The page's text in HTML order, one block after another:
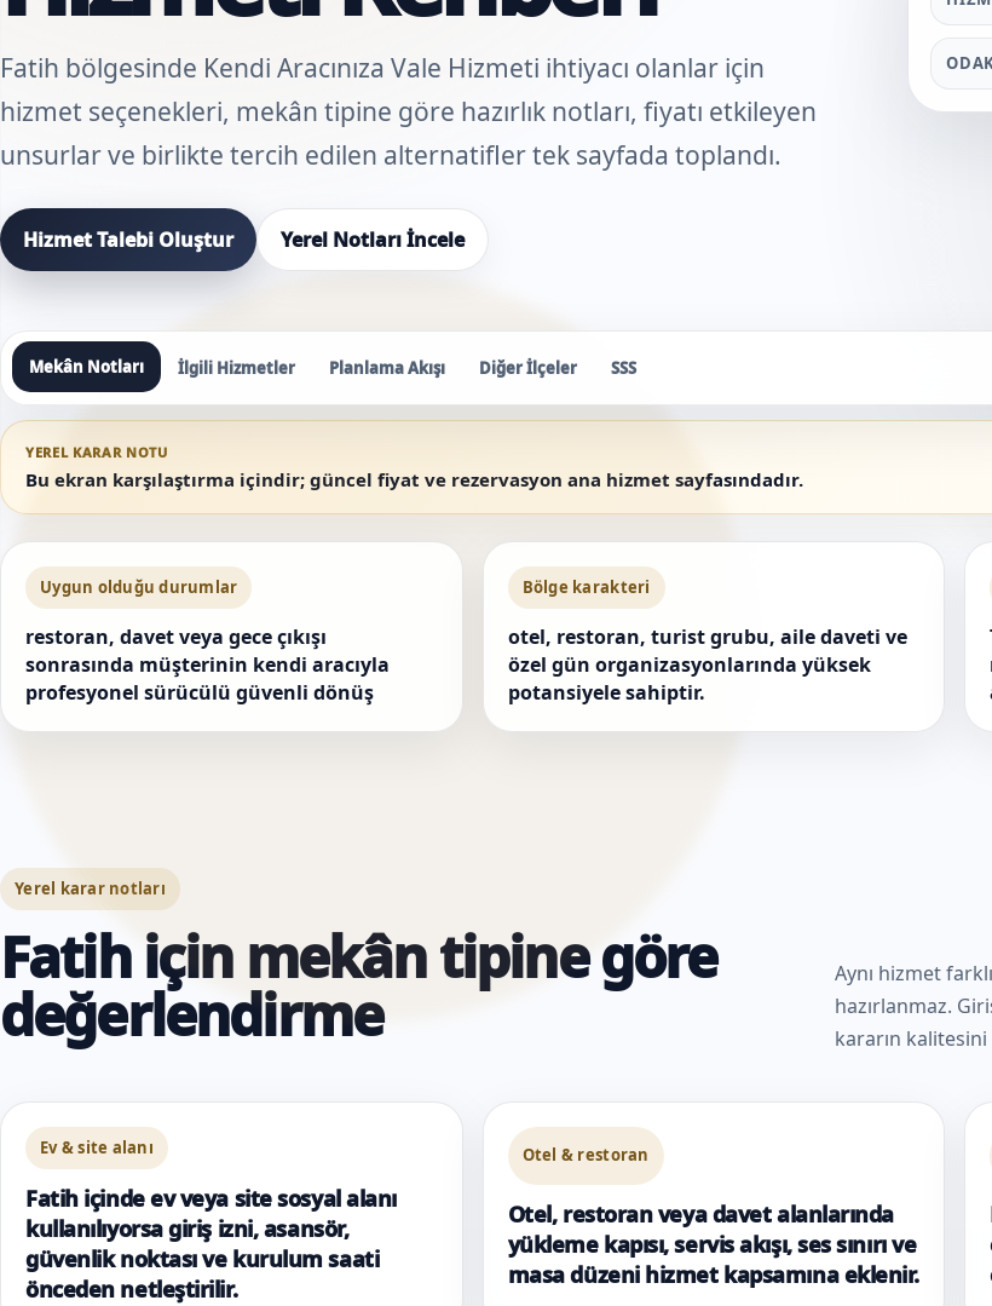
Fatih bölgesinde Kendi Aracınıza Vale Hizmeti ihtiyacı olanlar için
hizmet seçenekleri, mekân tipine göre hazırlık notları, fiyatı etkileyen
unsurlar ve birlikte tercih edilen alternatifler tek sayfada toplandı.
Hizmet Talebi Oluştur Yerel Notları İncele
Mekân Notları İlgili Hizmetler Planlama Akışı Diğer İlçeler SSS
YEREL KARAR NOTU
Bu ekran karşılaştırma içindir; güncel fiyat ve rezervasyon ana hizmet sayfasındadır.
Uygun olduğu durumlar
restoran, davet veya gece çıkışı
sonrasında müşterinin kendi aracıyla
profesyonel sürücülü güvenli dönüş
Bölge karakteri
otel, restoran, turist grubu, aile daveti ve
özel gün organizasyonlarında yüksek
potansiyele sahiptir.
Yerel karar notları
Fatih için mekân tipine göre
değerlendirme
Aynı hizmet
hazırlanmaz.
kararın
Ev & site alanı
Fatih içinde ev veya site sosyal alanı
kullanılıyorsa giriş izni, asansör,
güvenlik noktası ve kurulum saati
önceden netleştirilir.
Otel & restoran
Otel, restoran veya davet alanlarında
yükleme kapısı, servis akışı, ses sınırı ve
masa düzeni hizmet kapsamına eklenir.